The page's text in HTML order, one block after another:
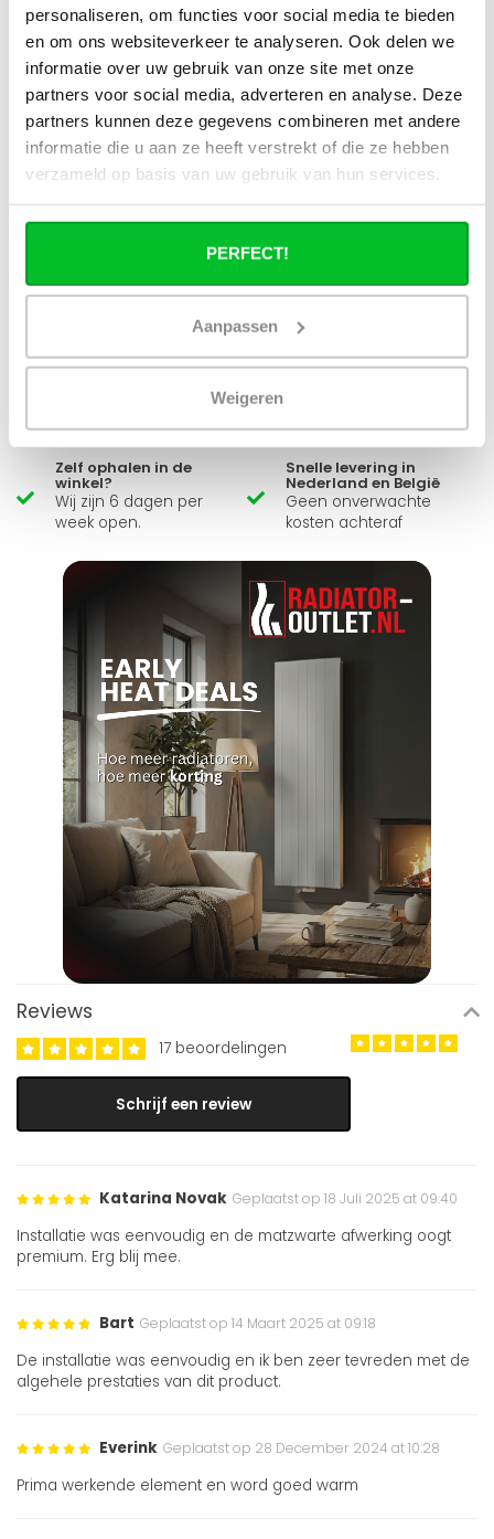
personaliseren, om functies voor social media te bieden
en om ons websiteverkeer te analyseren. Ook delen we
informatie over uw gebruik van onze site met onze
partners voor social media, adverteren en analyse. Deze
partners kunnen deze gegevens combineren met andere
informatie die u aan ze heeft verstrekt of die ze hebben
verzameld op basis van uw gebruik van hun services.
PERFECT!
Aanpassen
Weigeren
als een cv radiator gebruiken?
Verbruikt een elektrische
handdoekradiator veel stroom?
Heb je een vraag over dit product ?
Simon helpt je graag en kan al je vragen beantwoorden.
Zelf ophalen in de
winkel?
Wij zijn 6 dagen per
week open.
Snelle levering in
Nederland en België
Geen onverwachte
kosten achteraf
Reviews
17 beoordelingen
Schrijf een review
Katarina Novak Geplaatst op 18 Juli 2025 at 09:40
Installatie was eenvoudig en de matzwarte afwerking oogt
premium. Erg blij mee.
Bart Geplaatst op 14 Maart 2025 at 09:18
De installatie was eenvoudig en ik ben zeer tevreden met de
algehele prestaties van dit product.
Everink Geplaatst op 28 December 2024 at 10:28
Prima werkende element en word goed warm